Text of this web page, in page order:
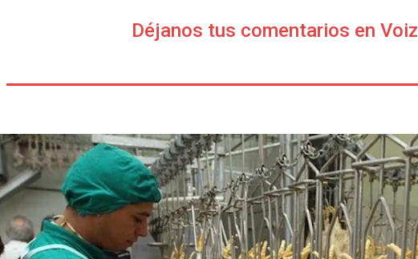
Déjanos tus comentarios en Voiz